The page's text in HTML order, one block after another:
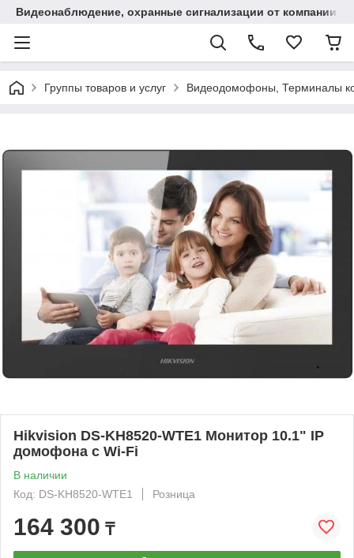
Видеонаблюдение, охранные сигнализации от компании
Группы товаров и услуг Видеодомофоны, Терминалы
Hikvision DS-KH8520-WTE1 Монитор 10.1" IP
домофона с Wi-Fi
В наличии
Код: DS-KH8520-WTE1
Розница
164 300 ₸